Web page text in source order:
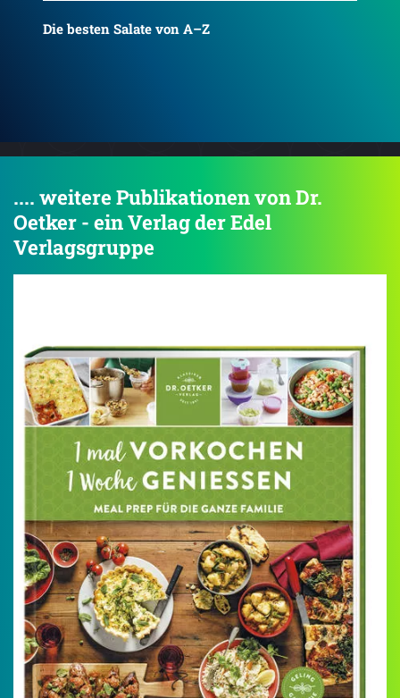
Heimatbacken von A–Z
.... weitere Publikationen von Dr.
Oetker - ein Verlag der Edel
Verlagsgruppe